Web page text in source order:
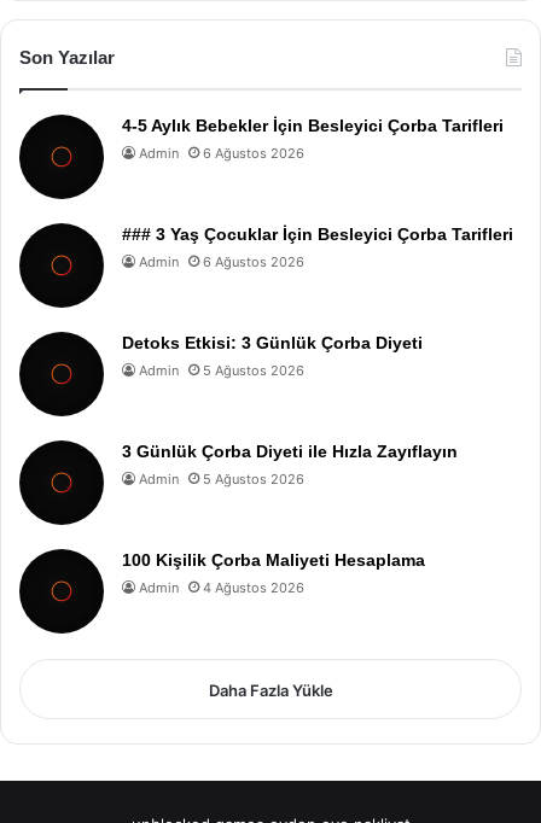
Son Yazılar
4-5 Aylık Bebekler İçin Besleyici Çorba Tarifleri
Admin 6 Ağustos 2026
### 3 Yaş Çocuklar İçin Besleyici Çorba Tarifleri
Admin 6 Ağustos 2026
Detoks Etkisi: 3 Günlük Çorba Diyeti
Admin 5 Ağustos 2026
3 Günlük Çorba Diyeti ile Hızla Zayıflayın
Admin 5 Ağustos 2026
100 Kişilik Çorba Maliyeti Hesaplama
Admin 4 Ağustos 2026
Daha Fazla Yükle